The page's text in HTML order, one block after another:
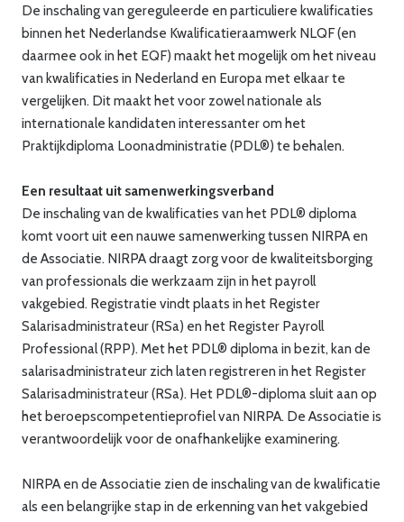
De inschaling van gereguleerde en particuliere kwalificaties
binnen het Nederlandse Kwalificatieraamwerk NLQF (en
daarmee ook in het EQF) maakt het mogelijk om het niveau
van kwalificaties in Nederland en Europa met elkaar te
vergelijken. Dit maakt het voor zowel nationale als
internationale kandidaten interessanter om het
Praktijkdiploma Loonadministratie (PDL®) te behalen.
Een resultaat uit samenwerkingsverband
De inschaling van de kwalificaties van het PDL® diploma
komt voort uit een nauwe samenwerking tussen NIRPA en
de Associatie. NIRPA draagt zorg voor de kwaliteitsborging
van professionals die werkzaam zijn in het payroll
vakgebied. Registratie vindt plaats in het Register
Salarisadministrateur (RSa) en het Register Payroll
Professional (RPP). Met het PDL® diploma in bezit, kan de
salarisadministrateur zich laten registreren in het Register
Salarisadministrateur (RSa). Het PDL®-diploma sluit aan op
het beroepscompetentieprofiel van NIRPA. De Associatie is
verantwoordelijk voor de onafhankelijke examinering.
NIRPA en de Associatie zien de inschaling van de kwalificatie
als een belangrijke stap in de erkenning van het vakgebied